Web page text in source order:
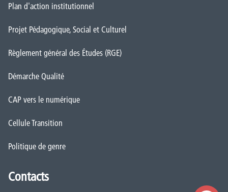
Plan d'action institutionnel
Projet Pédagogique, Social et Culturel
Règlement général des Études (RGE)
Démarche Qualité
CAP vers le numérique
Cellule Transition
Politique de genre
Contacts